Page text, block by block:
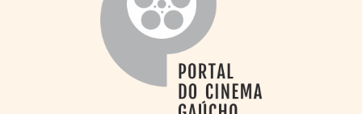
> EQUIPE
> ASSOCIAÇÃO DOS
> BIBLIOTECA
ROMEU GRIMALDI